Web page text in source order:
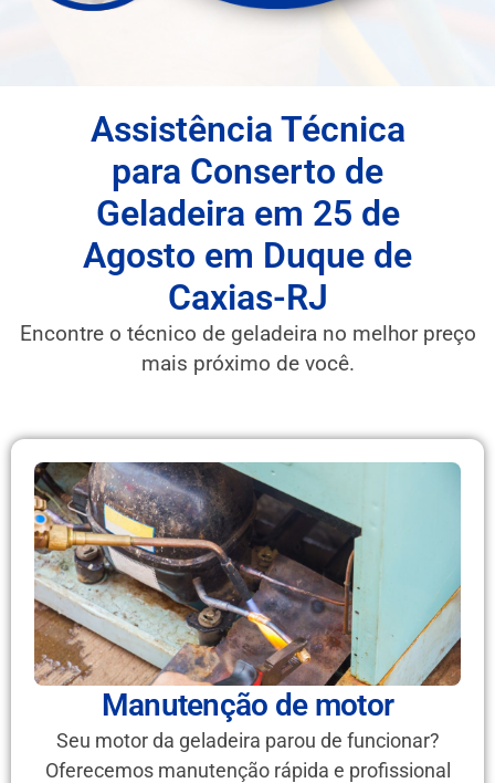
Assistência Técnica
para Conserto de
Geladeira em 25 de
Agosto em Duque de
Caxias-RJ
Encontre o técnico de geladeira no melhor preço
mais próximo de você.
Manutenção de motor
Seu motor da geladeira parou de funcionar?
Oferecemos manutenção rápida e profissional